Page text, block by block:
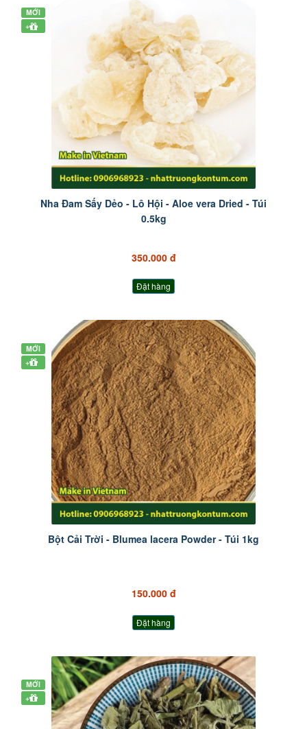
MỚI
+
Nha Đam Sấy Dẻo - Lô Hội - Aloe vera Dried - Túi
0.5kg
350.000 đ
Đặt hàng
MỚI
+
Bột Cải Trời - Blumea lacera Powder - Túi 1kg
150.000 đ
Đặt hàng
MỚI
+